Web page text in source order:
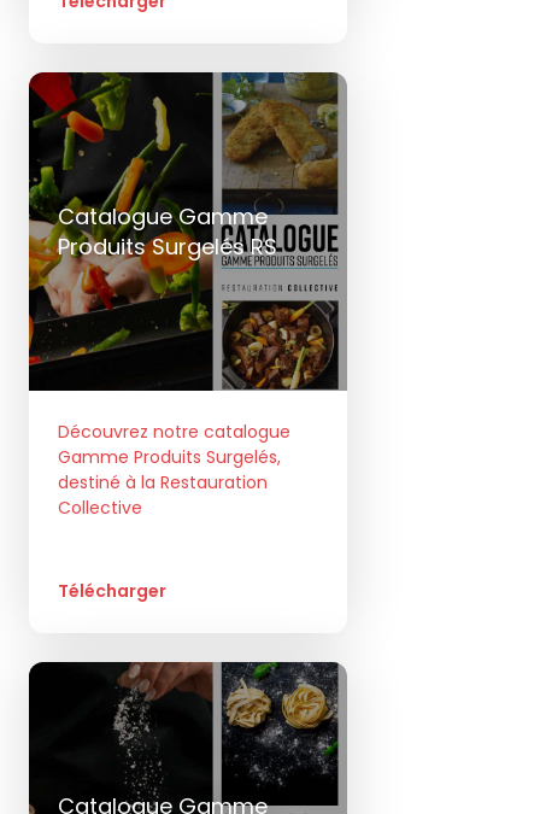
Catalogue Gamme
Produits Surgelés RS
Découvrez notre catalogue
Gamme Produits Surgelés,
destiné à la Restauration
Collective
Télécharger
Catalogue Gamme